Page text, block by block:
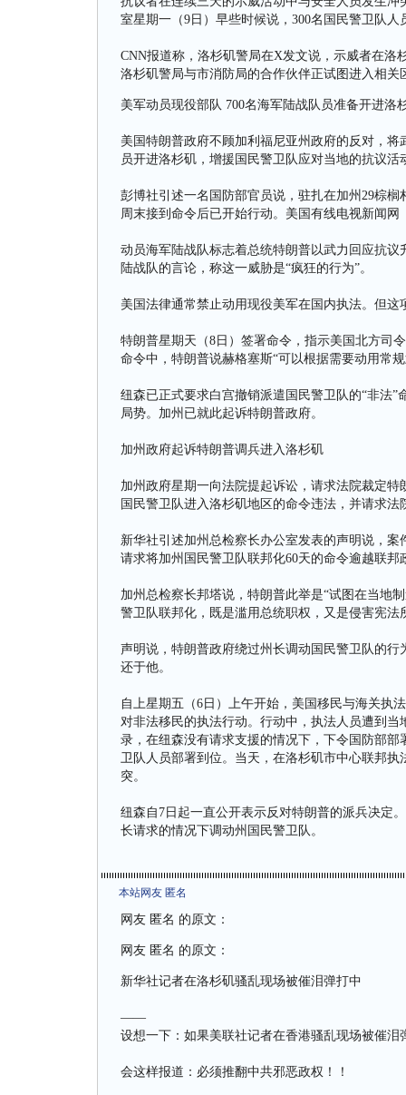
室星期一（9日）早些时候说，300名国民警卫队人
CNN报道称，洛杉矶警局在X发文说，示威者在洛
洛杉矶警局与市消防局的合作伙伴正试图进入相关
美军动员现役部队 700名海军陆战队员准备开进洛
美国特朗普政府不顾加利福尼亚州政府的反对，
员开进洛杉矶，增援国民警卫队应对当地的抗议活
彭博社引述一名国防部官员说，驻扎在加州29棕榈
周末接到命令后已开始行动。美国有线电视新闻
动员海军陆战队标志着总统特朗普以武力回应抗
陆战队的言论，称这一威胁是“疯狂的行为”。
美国法律通常禁止动用现役美军在国内执法。但
特朗普星期天（8日）签署命令，指示美国北方司
命令中，特朗普说赫格塞斯“可以根据需要动用常
纽森已正式要求白宫撤销派遣国民警卫队的“非法
局势。加州已就此起诉特朗普政府。
加州政府起诉特朗普调兵进入洛杉矶
加州政府星期一向法院提起诉讼，请求法院裁定
国民警卫队进入洛杉矶地区的命令违法，并请求法
新华社引述加州总检察长办公室发表的声明说，
请求将加州国民警卫队联邦化60天的命令逾越联
加州总检察长邦塔说，特朗普此举是“试图在当地
警卫队联邦化，既是滥用总统职权，又是侵害宪
声明说，特朗普政府绕过州长调动国民警卫队的行
还于他。
自上星期五（6日）上午开始，美国移民与海关执
对非法移民的执法行动。行动中，执法人员遭到
录，在纽森没有请求支援的情况下，下令国防部部
卫队人员部署到位。当天，在洛杉矶市中心联邦
突。
纽森自7日起一直公开表示反对特朗普的派兵决定
长请求的情况下调动州国民警卫队。
本站网友 匿名
网友 匿名 的原文：
网友 匿名 的原文：
新华社记者在洛杉矶骚乱现场被催泪弹打中
——
设想一下：如果美联社记者在香港骚乱现场被催
会这样报道：必须推翻中共邪恶政权！！